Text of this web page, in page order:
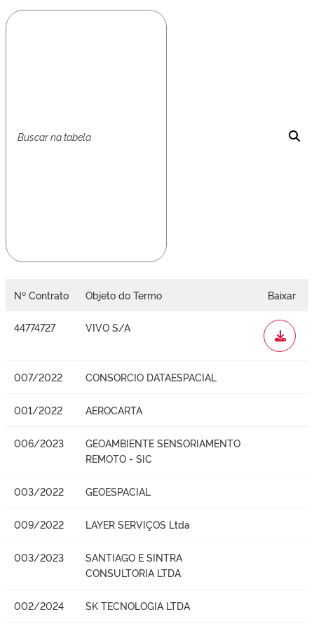
Nº Contrato Objeto do Termo Baixar
44774727 VIVO S/A
WORD
007/2022 CONSORCIO DATAESPACIAL
001/2022 AEROCARTA
006/2023
GEOAMBIENTE SENSORIAMENTO
REMOTO - SIC
003/2022 GEOESPACIAL
009/2022 LAYER SERVIÇOS Ltda
003/2023
SANTIAGO E SINTRA
CONSULTORIA LTDA
002/2024 SK TECNOLOGIA LTDA